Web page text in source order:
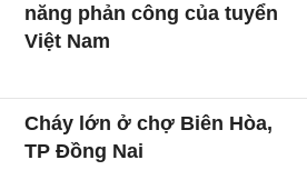
năng phản công của tuyển
Việt Nam
Cháy lớn ở chợ Biên Hòa,
TP Đồng Nai